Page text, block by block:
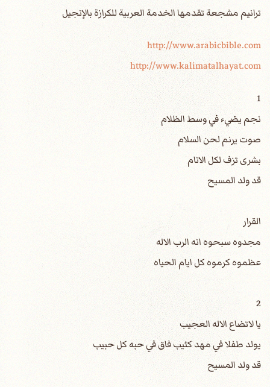
http://www.arabicbible.com
http://www.kalimatalhayat.com
1
نجم يضيء في وسط الظلام
صوت يرنم لحن السلام
بشرى تزف لكل الانام
قد ولد المسيح
القرار
مجدوه سبحوه انه الرب الاله
عظموه كرموه كل ايام الحياه
2
يا لاتضاع الاله العجيب
يولد طفلا في مهد كئيب فاق في حبه كل حبيب
قد ولد المسيح